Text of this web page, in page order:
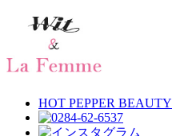
HOT PEPPER BEAUTY